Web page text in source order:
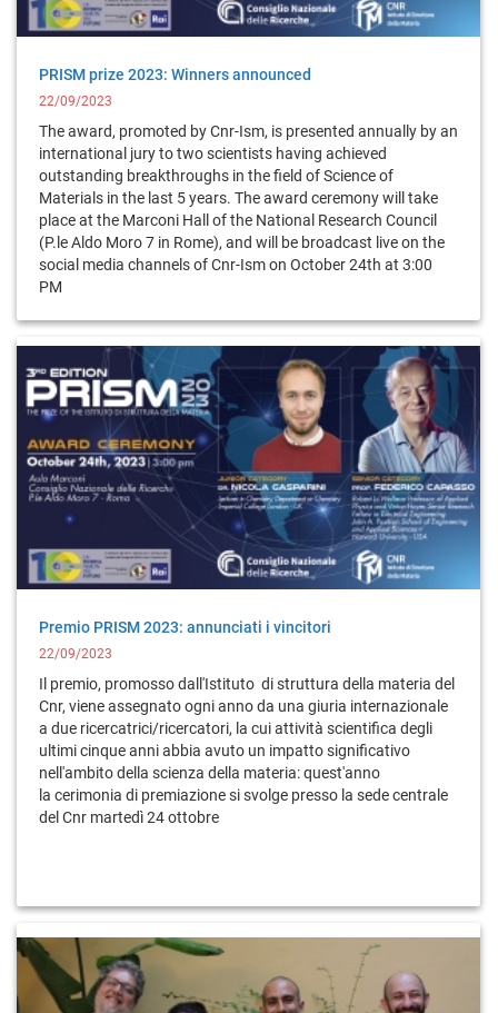
PRISM prize 2023: Winners announced
22/09/2023
The award, promoted by Cnr-Ism, is presented annually by an
international jury to two scientists having achieved
outstanding breakthroughs in the field of Science of
Materials in the last 5 years. The award ceremony will take
place at the Marconi Hall of the National Research Council
(P.le Aldo Moro 7 in Rome), and will be broadcast live on the
social media channels of Cnr-Ism on October 24th at 3:00
PM
Premio PRISM 2023: annunciati i vincitori
22/09/2023
Il premio, promosso dall'Istituto di struttura della materia del
Cnr, viene assegnato ogni anno da una giuria internazionale
a due ricercatrici/ricercatori, la cui attività scientifica degli
ultimi cinque anni abbia avuto un impatto significativo
nell'ambito della scienza della materia: quest'anno
la cerimonia di premiazione si svolge presso la sede centrale
del Cnr martedì 24 ottobre